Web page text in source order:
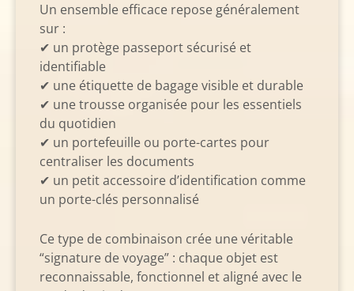
Un ensemble efficace repose généralement
sur :
✔ un protège passeport sécurisé et
identifiable
✔ une étiquette de bagage visible et durable
✔ une trousse organisée pour les essentiels
du quotidien
✔ un portefeuille ou porte-cartes pour
centraliser les documents
✔ un petit accessoire d’identification comme
un porte-clés personnalisé
Ce type de combinaison crée une véritable
“signature de voyage” : chaque objet est
reconnaissable, fonctionnel et aligné avec le